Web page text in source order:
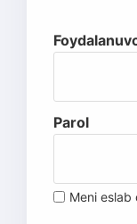
Parol
Meni eslab